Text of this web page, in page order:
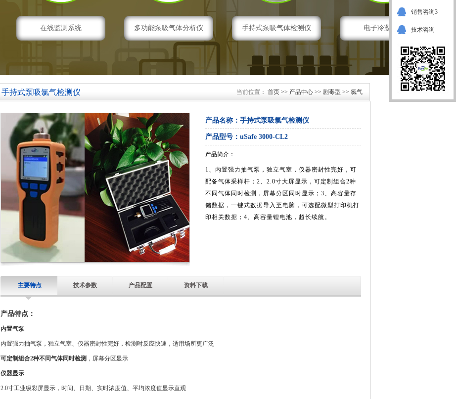
在线监测系统 多功能泵吸气体分析仪 手持式泵吸气体检测仪 电子冷凝系统
手持式泵吸氯气检测仪 当前位置： 首页 >> 产品中心 >> 剧毒型 >> 氯气
产品名称： 手持式泵吸氯气检测仪
产品型号： uSafe 3000-CL2
产品简介：
1、内置强力抽气泵，独立气室，仪器密封性完好，可
配备气体采样杆；2、2.0寸大屏显示，可定制组合2种
不同气体同时检测，屏幕分区同时显示；3、高容量存
储数据，一键式数据导入至电脑，可选配微型打印机打
印相关数据；4、高容量锂电池，超长续航。
主要特点 技术参数 产品配置 资料下载
产品特点：
内置气泵
内置强力抽气泵，独立气室、仪器密封性完好，检测时反应快速，适用场所更广泛
可定制组合2种不同气体同时检测 ，屏幕分区显示
仪器显示
2.0寸工业级彩屏显示，时间、日期、实时浓度值、平均浓度值显示直观
销售咨询3
技术咨询